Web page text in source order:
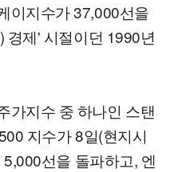
이지수가 37,000선을
경제' 시절이던 1990년
가지수 중 하나인 스탠
지수가 8일(현지시
선을 돌파하고, 엔